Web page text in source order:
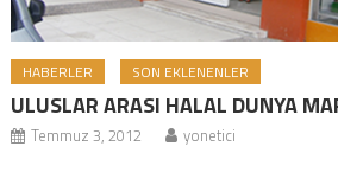
HABERLER SON EKLENENLER
ULUSLAR ARASI HALAL DUNYA
Temmuz 3, 2012 yonetici